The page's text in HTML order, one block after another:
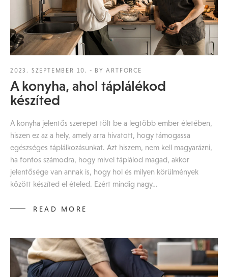
2023. SZEPTEMBER 10. BY ARTFORCE
A konyha, ahol táplálékod
készíted
A konyha jelentős szerepet tölt be a legtöbb ember életében,
hiszen ez az a hely, amely arra hivatott, hogy támogassa
egészséges táplálkozásunkat. Azt hiszem, nem kell magyarázni,
ha fontos számodra, hogy mivel táplálod magad, akkor
jelentősége van annak is, hogy hol és milyen körülmények
között készíted el ételed. Ezért mindig nagy…
READ MORE